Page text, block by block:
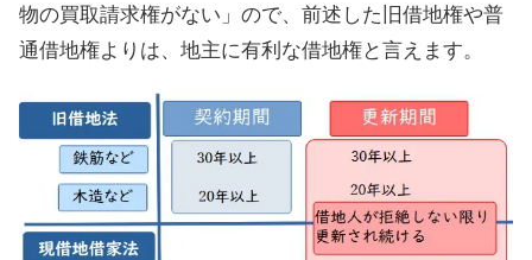
物の買取請求権がない」ので、前述した旧借地権や普
通借地権よりは、地主に有利な借地権と言えます。